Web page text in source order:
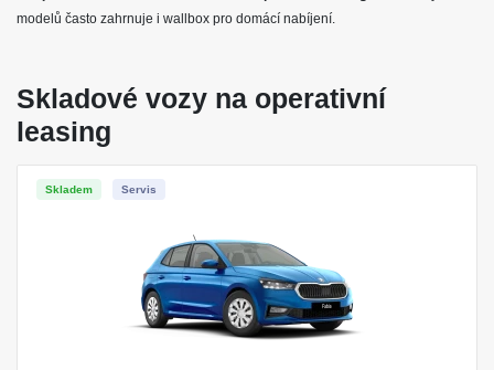
modelů často zahrnuje i wallbox pro domácí nabíjení.
Skladové vozy na operativní
leasing
Skladem Servis